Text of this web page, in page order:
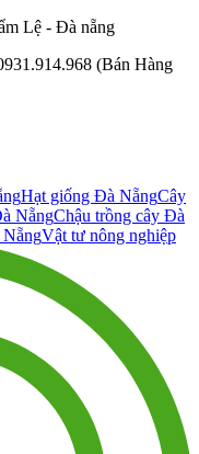
Lệ - Đà nẵng
(Bán Hàng
Hạt giống Đà NẵngCây
NẵngChậu trồng cây Đà
Vật tư nông nghiệp